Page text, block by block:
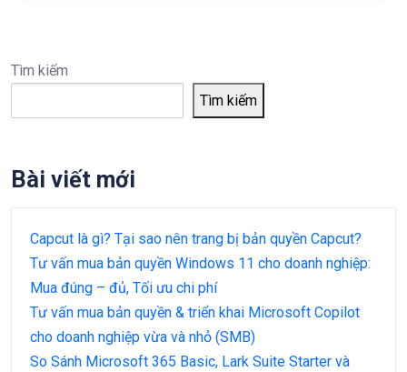
Tìm kiếm
Tìm kiếm
Bài viết mới
Capcut là gì? Tại sao nên trang bị bản quyền Capcut?
Tư vấn mua bản quyền Windows 11 cho doanh nghiệp:
Mua đúng – đủ, Tối ưu chi phí
Tư vấn mua bản quyền & triển khai Microsoft Copilot
cho doanh nghiệp vừa và nhỏ (SMB)
So Sánh Microsoft 365 Basic, Lark Suite Starter và